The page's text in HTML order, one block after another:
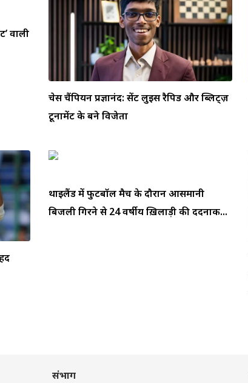
वाली
चेस चैंपियन प्रज्ञानंद: सेंट लुइस रैपिड और ब्लिट्ज़
टूर्नामेंट के बने विजेता
थाईलैंड में फुटबॉल मैच के दौरान आसमानी
बिजली गिरने से 24 वर्षीय ख़िलाड़ी की दर्दनाक...
संभाग